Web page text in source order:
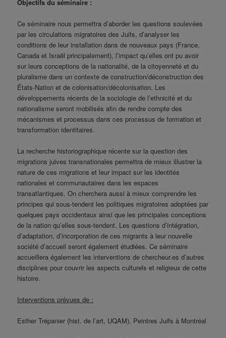
Objectifs du séminaire :
Ce séminaire nous permettra d’aborder les questions soulevées
par les circulations migratoires des Juifs, d’analyser les
conditions de leur installation dans de nouveaux pays (France,
Canada et Israël principalement), l’impact qu’elles ont pu avoir
sur leurs conceptions de la nationalité, de la citoyenneté et du
pluralisme dans un contexte de construction/déconstruction des
États-Nation et de colonisation/décolonisation. Les
développements récents de la sociologie de l’ethnicité et du
nationalisme seront mobilisés afin de rendre compte des
mécanismes et processus dans ces processus de formation et
transformation identitaires.
La recherche historiographique récente sur la question des
migrations juives transnationales permettra de mieux illustrer la
nature de ces migrations et leur impact sur les identités
nationales et communautaires dans les espaces
transatlantiques. On cherchera aussi à mieux comprendre les
principes qui sous-tendent les politiques migratoires adoptées par
quelques pays occidentaux ainsi que les principales conceptions
de la nation qu’elles sous-tendent. Les questions d’intégration,
d’adaptation, d’incorporation de ces migrants à leur nouvelle
société d’accueil seront également étudiées. Ce séminaire
accueillera également les interventions de chercheur.es d’autres
disciplines pour couvrir les aspects culturels et religieux de cette
histoire.
Interventions prévues de :
Esther Trépanier (hist. de l’art, UQAM), Peintres Juifs à Montréal